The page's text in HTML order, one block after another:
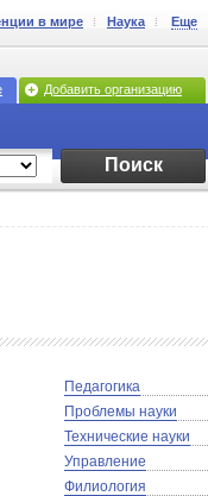
в мире Наука Еще
Добавить организацию
Поиск
Педагогика
Проблемы науки
Технические науки
Управление
Филиология